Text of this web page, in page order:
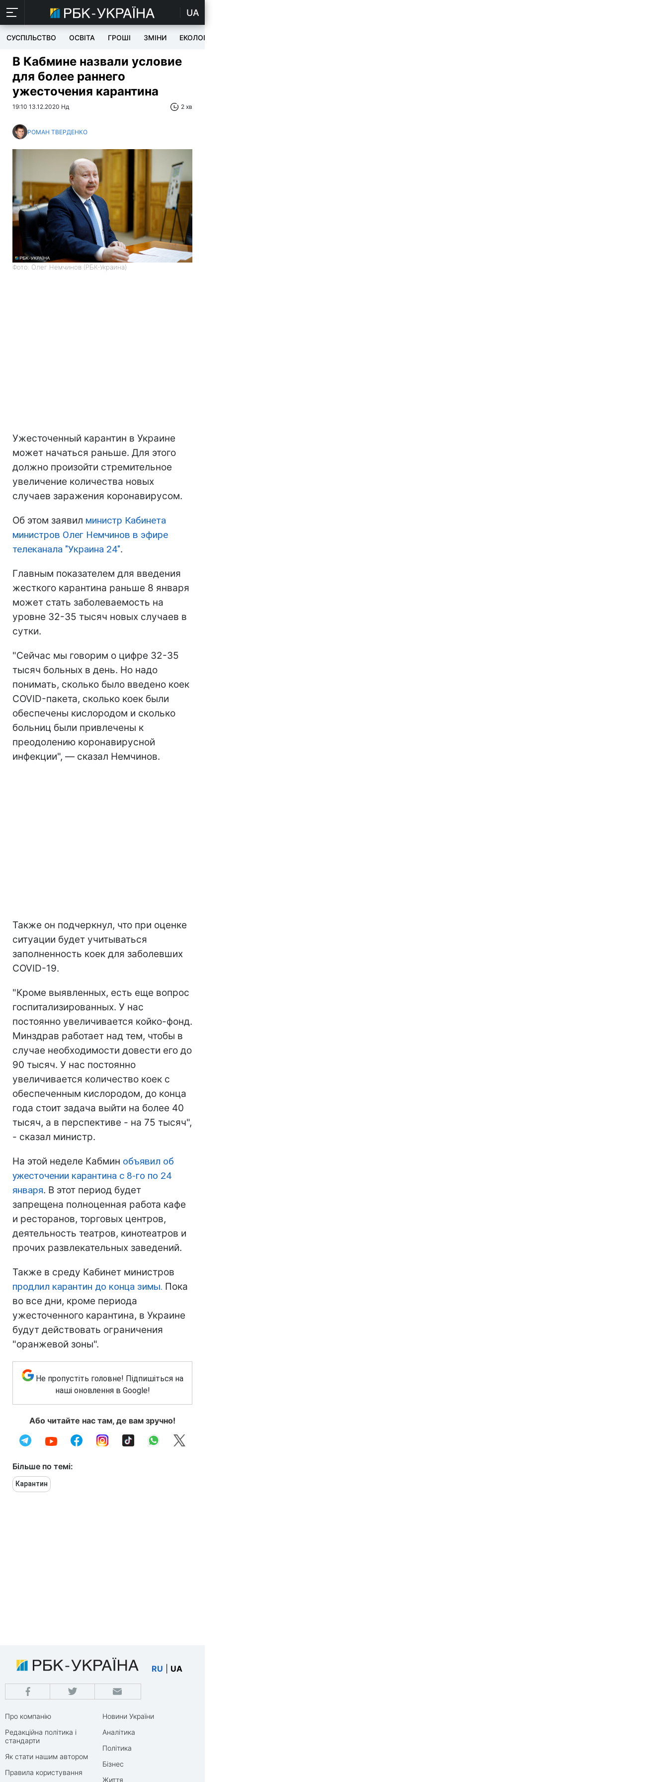
UA
СУСПІЛЬСТВО ОСВІТА ГРОШІ ЗМІНИ ЕКОЛОГІЯ
В Кабмине назвали условие
для более раннего
ужесточения карантина
19:10 13.12.2020 Нд 2 хв
РОМАН ТВЕРДЕНКО
Фото: Олег Немчинов (РБК-Украина)
Ужесточенный карантин в Украине
может начаться раньше. Для этого
должно произойти стремительное
увеличение количества новых
случаев заражения коронавирусом.
Об этом заявил министр Кабинета
министров Олег Немчинов в эфире
телеканала "Украина 24".
Главным показателем для введения
жесткого карантина раньше 8 января
может стать заболеваемость на
уровне 32-35 тысяч новых случаев в
сутки.
"Сейчас мы говорим о цифре 32-35
тысяч больных в день. Но надо
понимать, сколько было введено коек
COVID-пакета, сколько коек были
обеспечены кислородом и сколько
больниц были привлечены к
преодолению коронавирусной
инфекции", — сказал Немчинов.
Также он подчеркнул, что при оценке
ситуации будет учитываться
заполненность коек для заболевших
COVID-19.
"Кроме выявленных, есть еще вопрос
госпитализированных. У нас
постоянно увеличивается койко-фонд.
Минздрав работает над тем, чтобы в
случае необходимости довести его до
90 тысяч. У нас постоянно
увеличивается количество коек с
обеспеченным кислородом, до конца
года стоит задача выйти на более 40
тысяч, а в перспективе - на 75 тысяч",
- сказал министр.
На этой неделе Кабмин объявил об
ужесточении карантина с 8-го по 24
января. В этот период будет
запрещена полноценная работа кафе
и ресторанов, торговых центров,
деятельность театров, кинотеатров и
прочих развлекательных заведений.
Также в среду Кабинет министров
продлил карантин до конца зимы. Пока
во все дни, кроме периода
ужесточенного карантина, в Украине
будут действовать ограничения
"оранжевой зоны".
Не пропустіть головне! Підпишіться на
наші оновлення в Google!
Або читайте нас там, де вам зручно!
Більше по темі:
Карантин
RU UA
Про компанію
Редакційна політика і
стандарти
Як стати нашим автором
Правила користування
Новини України
Аналітика
Політика
Бізнес
Життя